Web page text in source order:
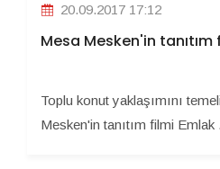
20.09.2017 17:12
Mesa Mesken'in tanıtım
Toplu konut yaklaşımını
Mesken'in tanıtım filmi Emlak